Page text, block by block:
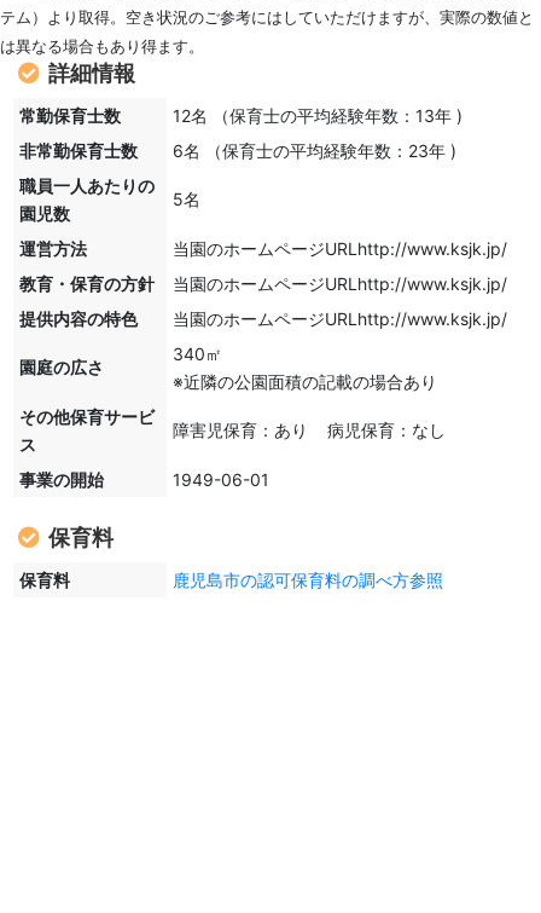
テム）より取得。空き状況のご参考にはしていただけますが、実際の数値と
は異なる場合もあり得ます。
詳細情報
常勤保育士数
12名 （保育士の平均経験年数：13年 )
非常勤保育士数
6名 （保育士の平均経験年数：23年 )
職員一人あたりの
園児数
5名
運営方法
当園のホームページURLhttp://www.ksjk.jp/
教育・保育の方針
当園のホームページURLhttp://www.ksjk.jp/
提供内容の特色
当園のホームページURLhttp://www.ksjk.jp/
園庭の広さ
340㎡
※近隣の公園面積の記載の場合あり
その他保育サービ
ス
障害児保育：あり 病児保育：なし
事業の開始 1949-06-01
保育料
保育料 鹿児島市の認可保育料の調べ方参照